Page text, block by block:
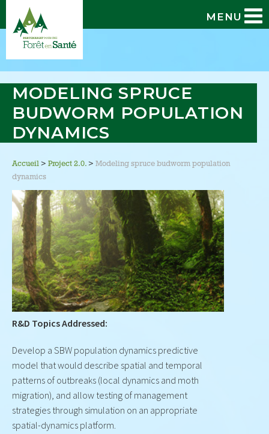
MENU
MODELING SPRUCE
BUDWORM POPULATION
DYNAMICS
Accueil > Project 2.0. > Modeling spruce budworm population
dynamics
R&D Topics Addressed:
Develop a SBW population dynamics predictive
model that would describe spatial and temporal
patterns of outbreaks (local dynamics and moth
migration), and allow testing of management
strategies through simulation on an appropriate
spatial-dynamics platform.